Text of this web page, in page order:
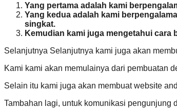
Yang pertama adalah kami
Yang kedua adalah kami
singkat.
Kemudian kami juga mengetahui cara
Selanjutnya Selanjutnya kami juga akan
Kami kami akan memulainya dari pembuatan
Selain itu kami juga akan membuat website
Tambahan lagi, untuk komunikasi pengunjung